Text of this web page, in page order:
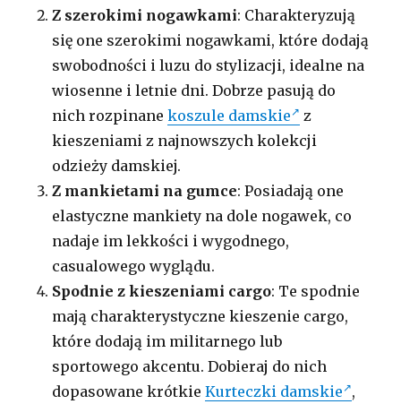
Z szerokimi nogawkami: Charakteryzują
się one szerokimi nogawkami, które dodają
swobodności i luzu do stylizacji, idealne na
wiosenne i letnie dni. Dobrze pasują do
nich rozpinanekoszule damskie
z
kieszeniami z najnowszych kolekcji
odzieży damskiej.
Z mankietami na gumce: Posiadają one
elastyczne mankiety na dole nogawek, co
nadaje im lekkości i wygodnego,
casualowego wyglądu.
Spodnie z kieszeniami cargo: Te spodnie
mają charakterystyczne kieszenie cargo,
które dodają im militarnego lub
sportowego akcentu. Dobieraj do nich
dopasowane krótkieKurteczki damskie ,